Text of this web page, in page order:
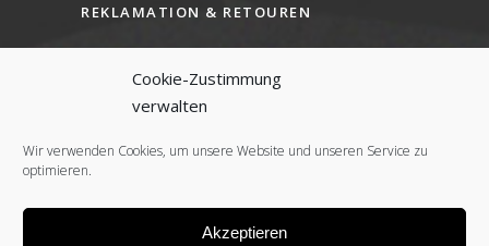
Cookie-Zustimmung
verwalten
Wir verwenden Cookies, um unsere Website und unseren Service zu
optimieren.
Akzeptieren
REKLAMATION & RETOUREN
AGB (B2B)
COOKIE-RICHTLINIE (EU)